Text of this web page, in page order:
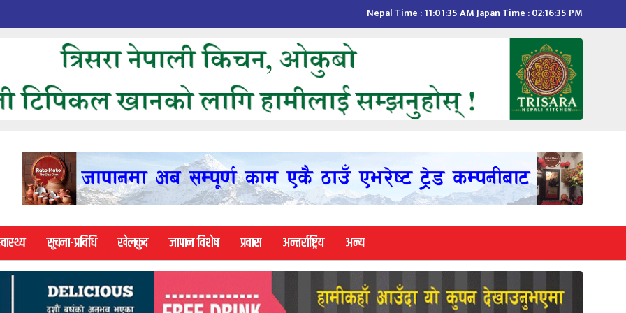
Nepal Time :11:01:36 AMJapan Time :02:16:36 PM
सूचना-प्रविधि खेलकुद जापान विशेष प्रवास अन्तर्राष्ट्रिय अन्य